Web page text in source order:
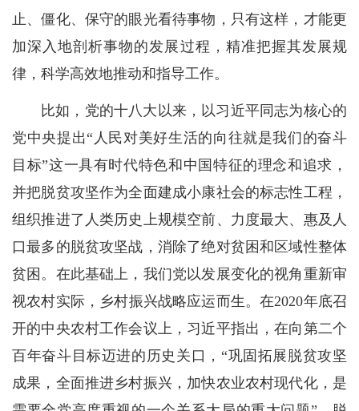
止、僵化、保守的眼光看待事物，只有这样，才能更
加深入地剖析事物的发展过程，精准把握其发展规
律，科学高效地推动和指导工作。
比如，党的十八大以来，以习近平同志为核心的
党中央提出“人民对美好生活的向往就是我们的奋斗
目标”这一具有时代特色和中国特征的理念和追求，
并把脱贫攻坚作为全面建成小康社会的标志性工程，
组织推进了人类历史上规模空前、力度最大、惠及人
口最多的脱贫攻坚战，消除了绝对贫困和区域性整体
贫困。在此基础上，我们党以发展变化的视角重新审
视农村实际，乡村振兴战略应运而生。在2020年底召
开的中央农村工作会议上，习近平指出，在向第二个
百年奋斗目标迈进的历史关口，“巩固拓展脱贫攻坚
成果，全面推进乡村振兴，加快农业农村现代化，是